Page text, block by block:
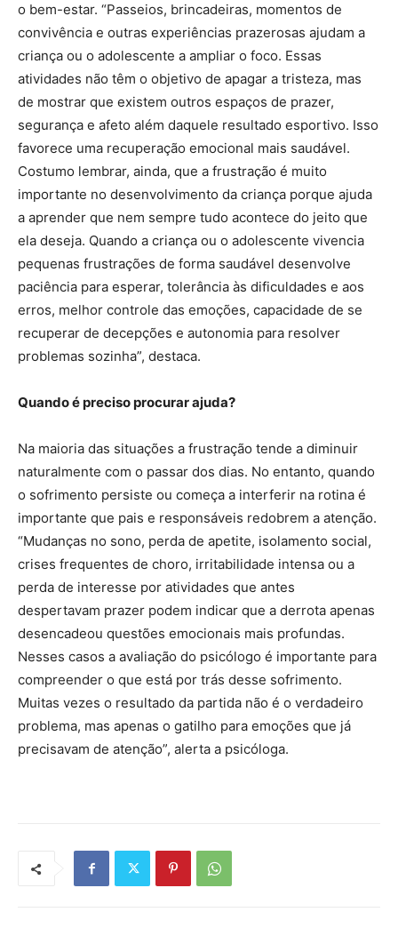
o bem-estar. “Passeios, brincadeiras, momentos de
convivência e outras experiências prazerosas ajudam a
criança ou o adolescente a ampliar o foco. Essas
atividades não têm o objetivo de apagar a tristeza, mas
de mostrar que existem outros espaços de prazer,
segurança e afeto além daquele resultado esportivo. Isso
favorece uma recuperação emocional mais saudável.
Costumo lembrar, ainda, que a frustração é muito
importante no desenvolvimento da criança porque ajuda
a aprender que nem sempre tudo acontece do jeito que
ela deseja. Quando a criança ou o adolescente vivencia
pequenas frustrações de forma saudável desenvolve
paciência para esperar, tolerância às dificuldades e aos
erros, melhor controle das emoções, capacidade de se
recuperar de decepções e autonomia para resolver
problemas sozinha”, destaca.
Quando é preciso procurar ajuda?
Na maioria das situações a frustração tende a diminuir
naturalmente com o passar dos dias. No entanto, quando
o sofrimento persiste ou começa a interferir na rotina é
importante que pais e responsáveis redobrem a atenção.
“Mudanças no sono, perda de apetite, isolamento social,
crises frequentes de choro, irritabilidade intensa ou a
perda de interesse por atividades que antes
despertavam prazer podem indicar que a derrota apenas
desencadeou questões emocionais mais profundas.
Nesses casos a avaliação do psicólogo é importante para
compreender o que está por trás desse sofrimento.
Muitas vezes o resultado da partida não é o verdadeiro
problema, mas apenas o gatilho para emoções que já
precisavam de atenção”, alerta a psicóloga.